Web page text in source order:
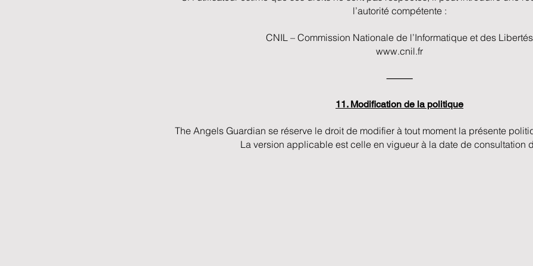
l’autorité compétente :
CNIL – Commission Nationale de l’Informatique et des Libertés
www.cnil.fr
⸻
11. Modification de la politique
The Angels Guardian se réserve le droit de modifier à tout moment la présente
La version applicable est celle en vigueur à la date de consultation